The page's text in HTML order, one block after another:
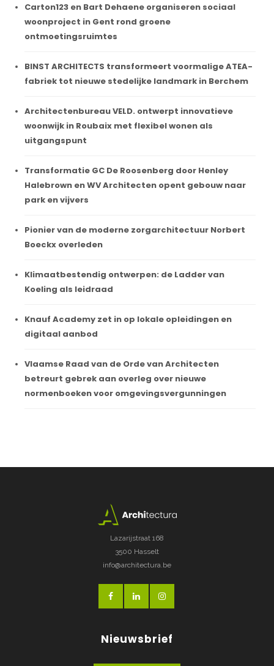
Carton123 en Bart Dehaene organiseren sociaal
woonproject in Gent rond groene
ontmoetingsruimtes
BINST ARCHITECTS transformeert voormalige ATEA-
fabriek tot nieuwe stedelijke landmark in Berchem
Architectenbureau VELD. ontwerpt innovatieve
woonwijk in Roubaix met flexibel wonen als
uitgangspunt
Transformatie GC De Roosenberg door Henley
Halebrown en WV Architecten opent gebouw naar
park en vijvers
Pionier van de moderne zorgarchitectuur Norbert
Boeckx overleden
Klimaatbestendig ontwerpen: de Ladder van
Koeling als leidraad
Knauf Academy zet in op lokale opleidingen en
digitaal aanbod
Vlaamse Raad van de Orde van Architecten
betreurt gebrek aan overleg over nieuwe
normenboeken voor omgevingsvergunningen
Lazarijstraat 168
3500 Hasselt
info@architectura.be
Nieuwsbrief